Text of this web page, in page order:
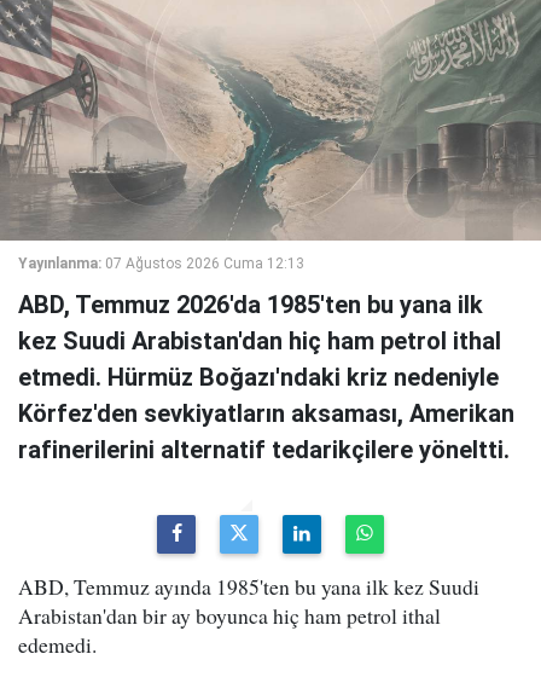
Yayınlanma: 07 Ağustos 2026 Cuma 12:13
ABD, Temmuz 2026'da 1985'ten bu yana ilk
kez Suudi Arabistan'dan hiç ham petrol ithal
etmedi. Hürmüz Boğazı'ndaki kriz nedeniyle
Körfez'den sevkiyatların aksaması, Amerikan
rafinerilerini alternatif tedarikçilere yöneltti.
ABD, Temmuz ayında 1985'ten bu yana ilk kez Suudi
Arabistan'dan bir ay boyunca hiç ham petrol ithal
edemedi.